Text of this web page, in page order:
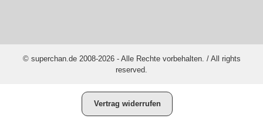
© superchan.de 2008-2026 - Alle Rechte vorbehalten. / All rights
reserved.
Vertrag widerrufen